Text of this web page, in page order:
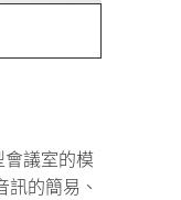
議室的模
的簡易、